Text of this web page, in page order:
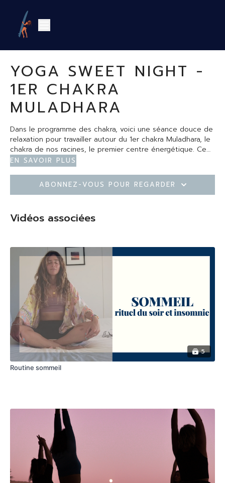
YOGA SWEET NIGHT -
1ER CHAKRA
MULADHARA
Dans le programme des chakra, voici une séance douce de
relaxation pour travailler autour du 1er chakra Muladhara, le
chakra de nos racines, le premier centre énergétique. Ce
chakra est situé au niveau du périnée, à la base de la
colonne vertébrale. Sa principale fonction est de nous
ancrer et de nous enraciner. Un chakra important à
travailler quand on se sent perdu, plus dans le moment
pour le soir
En savoir plus
Abonnez-vous pour regarder
Vidéos associées
5
Routine sommeil